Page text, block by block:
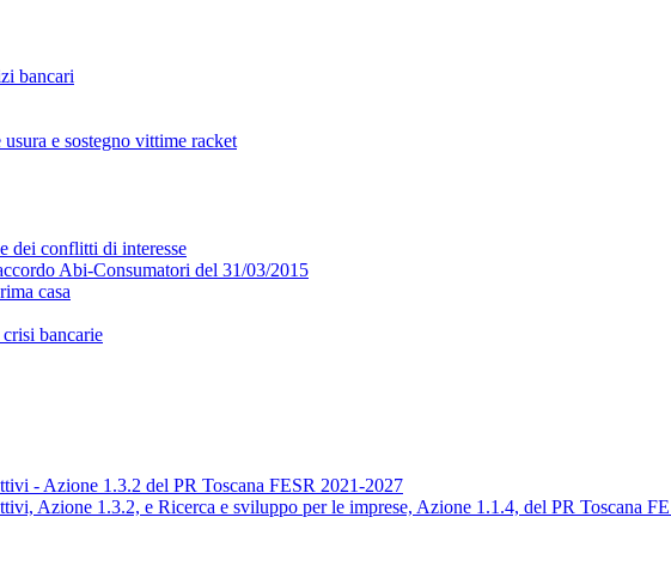
bancari
e sostegno vittime racket
dei conflitti di interesse
Abi-Consumatori del 31/03/2015
casa
bancarie
- Azione 1.3.2 del PR Toscana FESR 2021-2027
Azione 1.3.2, e Ricerca e sviluppo per le imprese, Azione 1.1.4, del PR Toscana